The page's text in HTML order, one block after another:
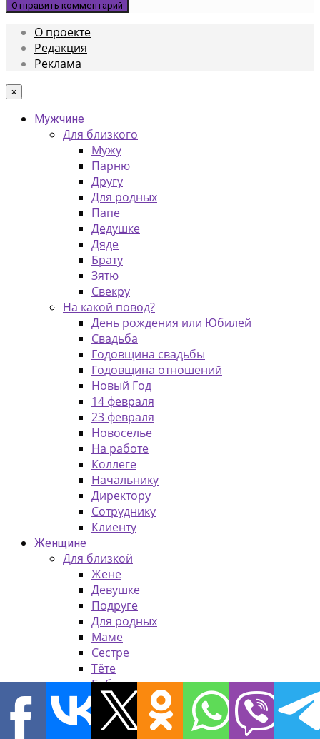
О проекте
Редакция
Реклама
×
Мужчине
Для близкого
Мужу
Парню
Другу
Для родных
Папе
Дедушке
Дяде
Брату
Зятю
Свекру
На какой повод?
День рождения или Юбилей
Свадьба
Годовщина свадьбы
Годовщина отношений
Новый Год
14 февраля
23 февраля
Новоселье
На работе
Коллеге
Начальнику
Директору
Сотруднику
Клиенту
Женщине
Для близкой
Жене
Девушке
Подруге
Для родных
Маме
Сестре
Тёте
Бабушке
Свекрови
На какой повод?
День рождения или Юбилей